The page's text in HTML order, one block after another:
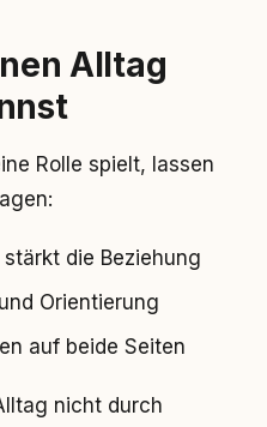
Alltag
Rolle spielt, lassen
die Beziehung
Orientierung
auf beide Seiten
nicht durch